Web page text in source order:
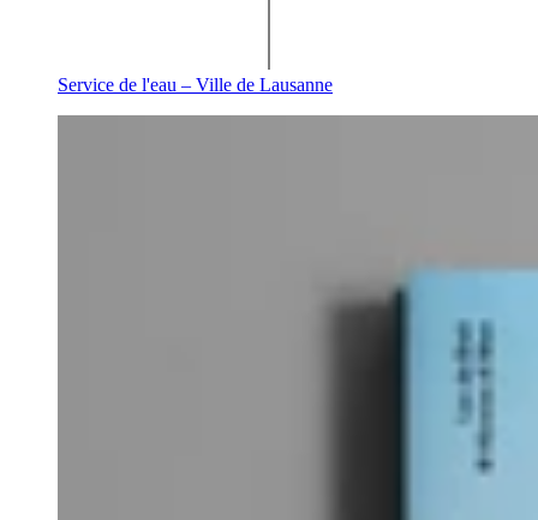
Service de l'eau – Ville de Lausanne